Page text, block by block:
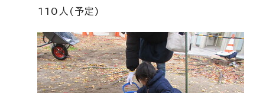
110人(予定)